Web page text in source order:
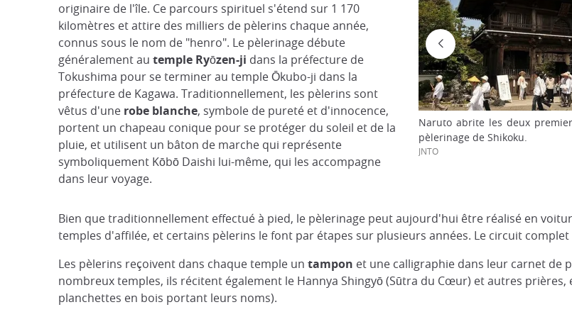
originaire de l'île. Ce parcours spirituel s'étend sur 1 170
kilomètres et attire des milliers de pèlerins chaque année,
connus sous le nom de "henro". Le pèlerinage débute
généralement au temple Ryōzen-ji dans la préfecture de
Tokushima pour se terminer au temple Ōkubo-ji dans la
préfecture de Kagawa. Traditionnellement, les pèlerins sont
vêtus d'une robe blanche, symbole de pureté et d'innocence,
portent un chapeau conique pour se protéger du soleil et de la
pluie, et utilisent un bâton de marche qui représente
symboliquement Kōbō Daishi lui-même, qui les accompagne
dans leur voyage.
Naruto abrite les deux
pèlerinage de Shikoku.
JNTO
Bien que traditionnellement effectué à pied, le pèlerinage peut aujourd'hui être réalisé en
temples d'affilée, et certains pèlerins le font par étapes sur plusieurs années. Le circuit
Les pèlerins reçoivent dans chaque temple un tampon et une calligraphie dans leur carnet de
nombreux temples, ils récitent également le Hannya Shingyō (Sūtra du Cœur) et autres
planchettes en bois portant leurs noms).